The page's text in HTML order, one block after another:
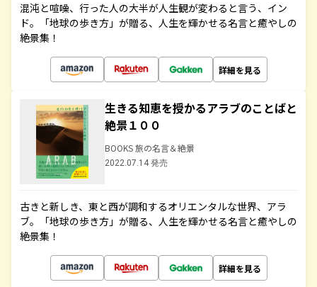
混沌と喧噪、行った人の大半が人生観が変わると言う、イン
ド。「地球の歩き方」が贈る、人生を輝かせる名言と癒やしの
絶景集！
詳細を見る
生きる知恵を授かるアラブのことばと
絶景１００
BOOKS 旅の名言＆絶景
2022.07.14 発売
古きと新しき、東と西が調和するオリエンタルな世界、アラ
ブ。「地球の歩き方」が贈る、人生を輝かせる名言と癒やしの
絶景集！
詳細を見る